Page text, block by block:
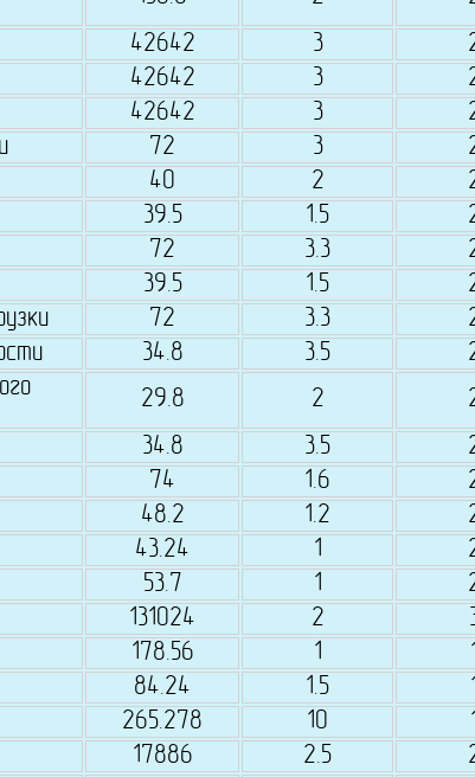
42642 3
42642 3
42642 3
72 3
40 2
39.5 1.5
72 3.3
39.5 1.5
72 3.3
34.8 3.5
29.8 2
34.8 3.5
74 1.6
48.2 1.2
43.24 1
53.7 1
131024 2
178.56 1
84.24 1.5
265.278 10
17886 2.5